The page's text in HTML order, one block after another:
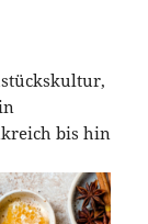
bis hin